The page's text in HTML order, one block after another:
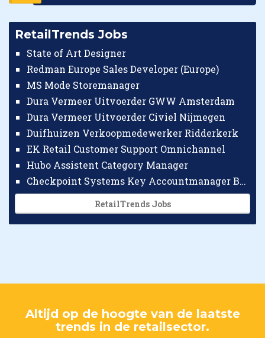
RetailTrends Jobs
State of Art Designer
Redman Europe Sales Developer (Europe)
MS Mode Storemanager
Dura Vermeer Uitvoerder GWW Amsterdam
Dura Vermeer Uitvoerder Civiel Nijmegen
Duifhuizen Verkoopmedewerker Ridderkerk
EK Retail Customer Support Omnichannel
Hubo Assistent Category Manager
Checkpoint Systems Key Accountmanager Benelux
RetailTrends Jobs
Altijd op de hoogte van de laatste
trends in de retailsector.